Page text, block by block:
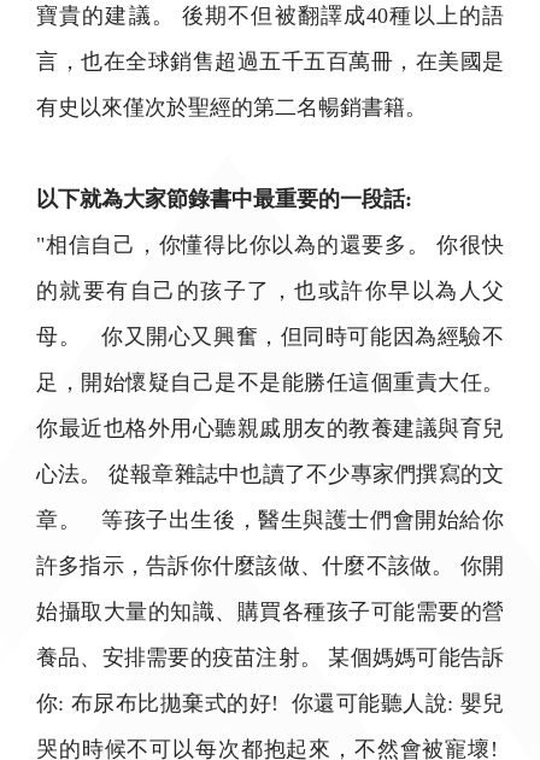
寶貴的建議。 後期不但被翻譯成40種以上的語
言，也在全球銷售超過五千五百萬冊，在美國是
有史以來僅次於聖經的第二名暢銷書籍。
以下就為大家節錄書中最重要的一段話:
"相信自己，你懂得比你以為的還要多。 你很快
的就要有自己的孩子了，也或許你早以為人父
母。 你又開心又興奮，但同時可能因為經驗不
足，開始懷疑自己是不是能勝任這個重責大任。
你最近也格外用心聽親戚朋友的教養建議與育兒
心法。 從報章雜誌中也讀了不少專家們撰寫的文
章。 等孩子出生後，醫生與護士們會開始給你
許多指示，告訴你什麼該做、什麼不該做。 你開
始攝取大量的知識、購買各種孩子可能需要的營
養品、安排需要的疫苗注射。 某個媽媽可能告訴
你: 布尿布比拋棄式的好! 你還可能聽人說: 嬰兒
哭的時候不可以每次都抱起來，不然會被寵壞!